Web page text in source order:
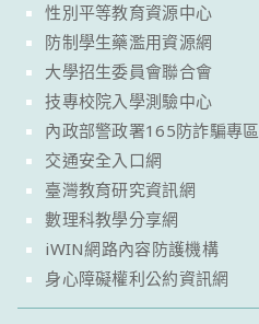
性別平等教育資源中心
防制學生藥濫用資源網
大學招生委員會聯合會
技專校院入學測驗中心
內政部警政署165防詐騙專區
交通安全入口網
臺灣教育研究資訊網
數理科教學分享網
iWIN網路內容防護機構
身心障礙權利公約資訊網